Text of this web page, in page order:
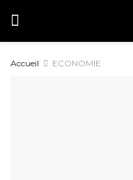
Accueil ECONOMIE